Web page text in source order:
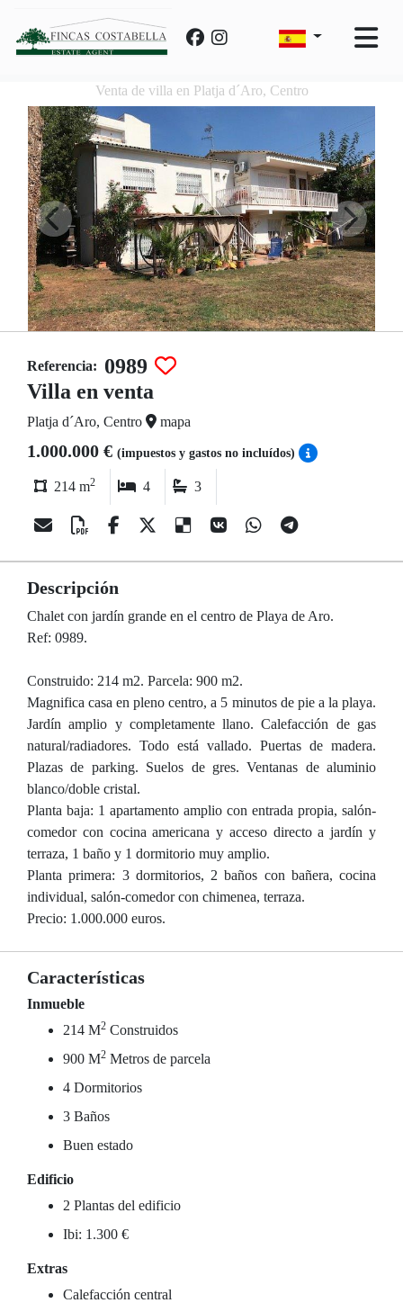
Venta de villa en Platja d´Aro, Centro
Referencia: 0989
Villa en venta
Platja d´Aro, Centro mapa
1.000.000 € (impuestos y gastos no incluídos)
214 m2 4 3
Descripción
Chalet con jardín grande en el centro de Playa de Aro.
Ref: 0989.
Construido: 214 m2. Parcela: 900 m2.
Magnifica casa en pleno centro, a 5 minutos de pie a la playa.
Jardín amplio y completamente llano. Calefacción de gas
natural/radiadores. Todo está vallado. Puertas de madera.
Plazas de parking. Suelos de gres. Ventanas de aluminio
blanco/doble cristal.
Planta baja: 1 apartamento amplio con entrada propia, salón-
comedor con cocina americana y acceso directo a jardín y
terraza, 1 baño y 1 dormitorio muy amplio.
Planta primera: 3 dormitorios, 2 baños con bañera, cocina
individual, salón-comedor con chimenea, terraza.
Precio: 1.000.000 euros.
Características
Inmueble
214 M2 Construidos
900 M2 Metros de parcela
4 Dormitorios
3 Baños
Buen estado
Edificio
2 Plantas del edificio
Ibi: 1.300 €
Extras
Calefacción central